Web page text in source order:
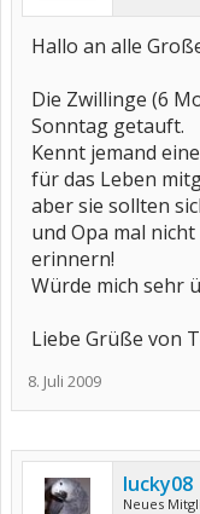
Hallo an alle
Die Zwillinge (6
Sonntag getauft.
Kennt jemand
für das Leben
aber sie sollten
und Opa mal
erinnern!
Würde mich sehr
Liebe Grüße von
8. Juli 2009
lucky08
Neues